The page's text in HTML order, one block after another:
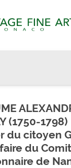
(1750-1798)
du citoyen
du
de